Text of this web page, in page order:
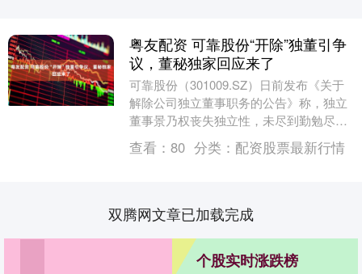
粤友配资 可靠股份“开除”独董引争
议，董秘独家回应来了
可靠股份（301009.SZ）日前发布《关于
解除公司独立董事职务的公告》称，独立
董事景乃权丧失独立性，未尽到勤勉尽责
义务，也缺乏独立董事的职业操守，不适
合继续担....
查看： 80 分类： 配资股票最新行情
双腾网文章已加载完成
个股实时涨跌榜